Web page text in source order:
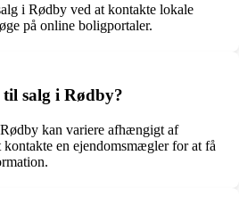
i Rødby ved at kontakte lokale
på online boligportaler.
salg i Rødby?
kan variere afhængigt af
kontakte en ejendomsmægler for at få